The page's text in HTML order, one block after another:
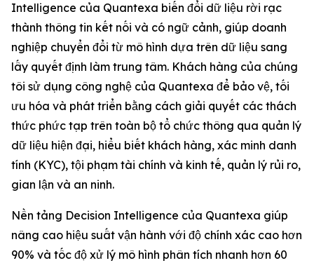
Intelligence của Quantexa biến đổi dữ liệu rời rạc
thành thông tin kết nối và có ngữ cảnh, giúp doanh
nghiệp chuyển đổi từ mô hình dựa trên dữ liệu sang
lấy quyết định làm trung tâm. Khách hàng của chúng
tôi sử dụng công nghệ của Quantexa để bảo vệ, tối
ưu hóa và phát triển bằng cách giải quyết các thách
thức phức tạp trên toàn bộ tổ chức thông qua quản lý
dữ liệu hiện đại, hiểu biết khách hàng, xác minh danh
tính (KYC), tội phạm tài chính và kinh tế, quản lý rủi ro,
gian lận và an ninh.
Nền tảng Decision Intelligence của Quantexa giúp
nâng cao hiệu suất vận hành với độ chính xác cao hơn
90% và tốc độ xử lý mô hình phân tích nhanh hơn 60